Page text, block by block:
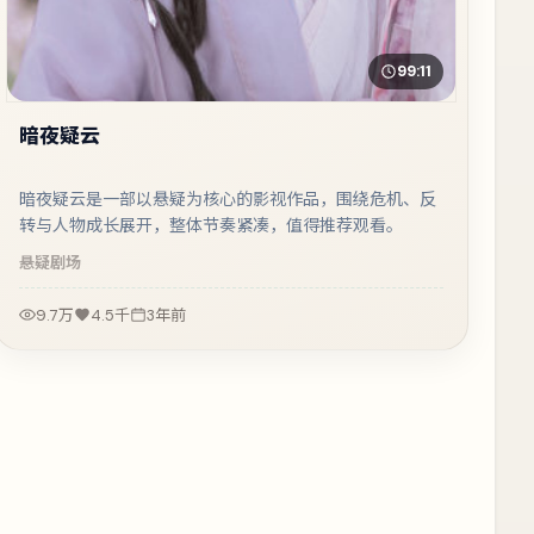
99:11
暗夜疑云
暗夜疑云是一部以悬疑为核心的影视作品，围绕危机、反
转与人物成长展开，整体节奏紧凑，值得推荐观看。
悬疑剧场
9.7万 4.5千 3年前